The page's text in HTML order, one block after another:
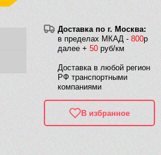
Доставка по г. Москва:
в пределах МКАД - 800р
далее + 50 руб/км
Доставка в любой регион
РФ транспортными
компаниями
В избранное